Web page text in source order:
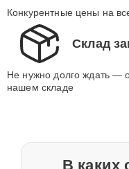
Конкурентные цены на
Склад
Не нужно долго ждать —
нашем складе
В каких